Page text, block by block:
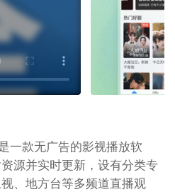
一款无广告的影视播放软
源并实时更新，设有分类专
、地方台等多频道直播观